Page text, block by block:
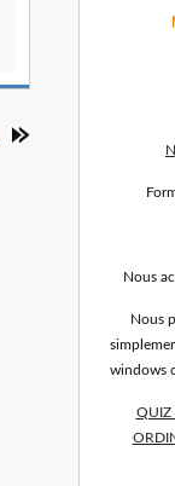
Nous
Nous
windows
QUIZ